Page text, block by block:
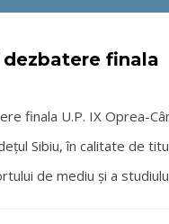
finala
finala U.P. IX Oprea-
Sibiu, în calitate de
de mediu și a